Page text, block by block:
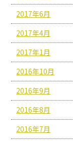
2017年6月
2017年4月
2017年1月
2016年10月
2016年9月
2016年8月
2016年7月